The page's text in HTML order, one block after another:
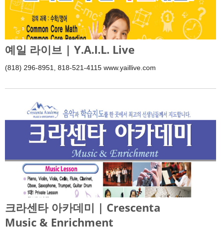
예일 라이브 | Y.A.I.L. Live
(818) 296-8951, 818-521-4115 www.yaillive.com
크라센타 아카데미 | Crescenta
Music & Enrichment